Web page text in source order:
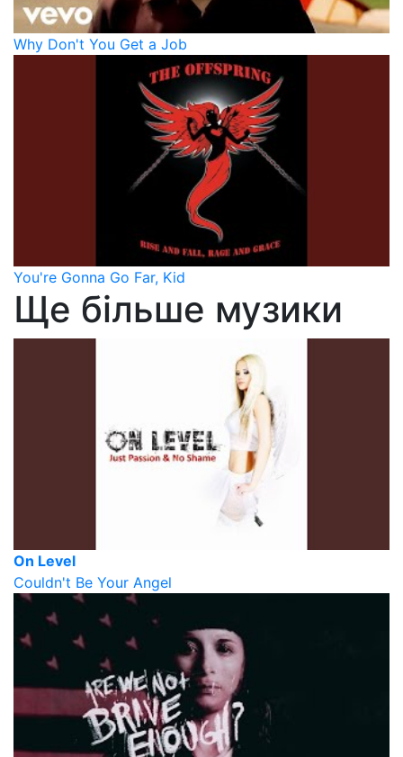
Why Don't You Get a Job
You're Gonna Go Far, Kid
Ще більше музики
On Level
Couldn't Be Your Angel